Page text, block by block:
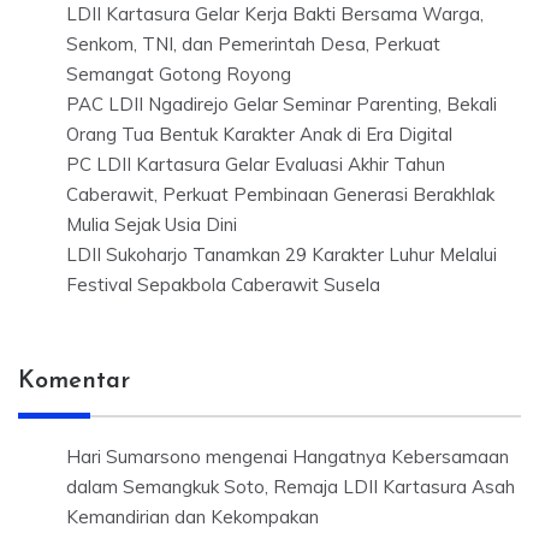
LDII Kartasura Gelar Kerja Bakti Bersama Warga,
Senkom, TNI, dan Pemerintah Desa, Perkuat
Semangat Gotong Royong
PAC LDII Ngadirejo Gelar Seminar Parenting, Bekali
Orang Tua Bentuk Karakter Anak di Era Digital
PC LDII Kartasura Gelar Evaluasi Akhir Tahun
Caberawit, Perkuat Pembinaan Generasi Berakhlak
Mulia Sejak Usia Dini
LDII Sukoharjo Tanamkan 29 Karakter Luhur Melalui
Festival Sepakbola Caberawit Susela
Komentar
Hari Sumarsono mengenai Hangatnya Kebersamaan
dalam Semangkuk Soto, Remaja LDII Kartasura Asah
Kemandirian dan Kekompakan